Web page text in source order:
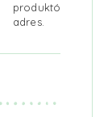
produktów pod
adres.